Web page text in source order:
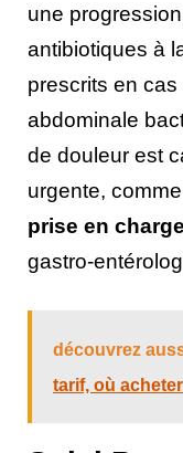
une
antibiotiques à
prescrits en cas
abdominale
de douleur est
urgente,
prise en
gastro-
découvrez
tarif, où